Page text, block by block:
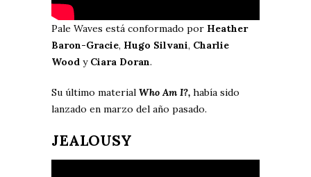
Pale Waves está conformado por Heather
Baron-Gracie, Hugo Silvani, Charlie
Wood y Ciara Doran.
Su último material Who Am I?, había sido
lanzado en marzo del año pasado.
JEALOUSY